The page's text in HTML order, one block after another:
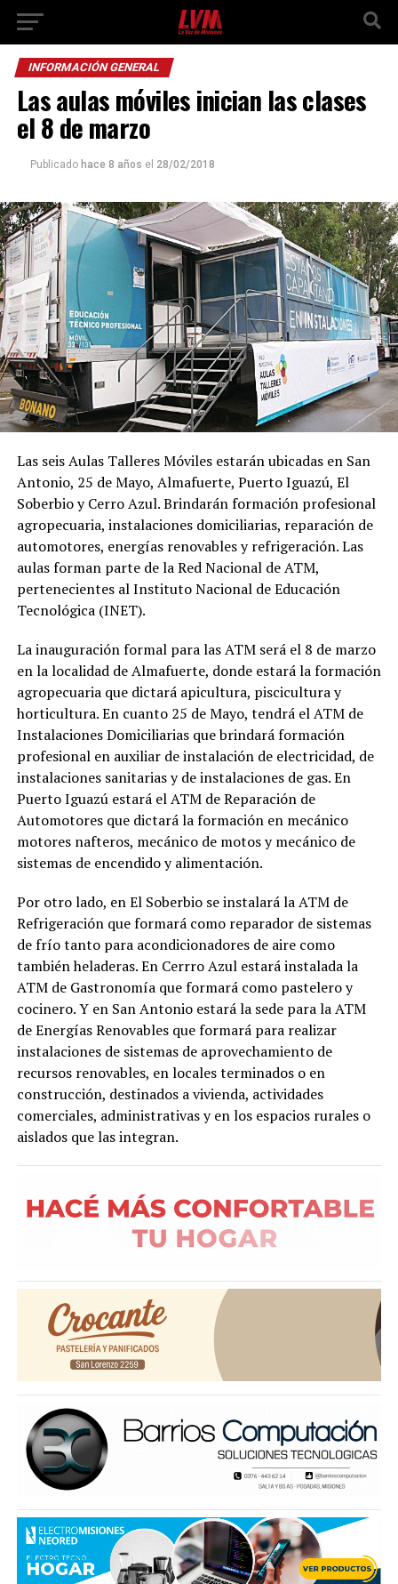
INFORMACIÓN GENERAL
Las aulas móviles inician las clases
el 8 de marzo
Publicado hace 8 años el 28/02/2018
Las seis Aulas Talleres Móviles estarán ubicadas en San
Antonio, 25 de Mayo, Almafuerte, Puerto Iguazú, El
Soberbio y Cerro Azul. Brindarán formación profesional
agropecuaria, instalaciones domiciliarias, reparación de
automotores, energías renovables y refrigeración. Las
aulas forman parte de la Red Nacional de ATM,
pertenecientes al Instituto Nacional de Educación
Tecnológica (INET).
La inauguración formal para las ATM será el 8 de marzo
en la localidad de Almafuerte, donde estará la formación
agropecuaria que dictará apicultura, piscicultura y
horticultura. En cuanto 25 de Mayo, tendrá el ATM de
Instalaciones Domiciliarias que brindará formación
profesional en auxiliar de instalación de electricidad, de
instalaciones sanitarias y de instalaciones de gas. En
Puerto Iguazú estará el ATM de Reparación de
Automotores que dictará la formación en mecánico
motores nafteros, mecánico de motos y mecánico de
sistemas de encendido y alimentación.
Por otro lado, en El Soberbio se instalará la ATM de
Refrigeración que formará como reparador de sistemas
de frío tanto para acondicionadores de aire como
también heladeras. En Cerrro Azul estará instalada la
ATM de Gastronomía que formará como pastelero y
cocinero. Y en San Antonio estará la sede para la ATM
de Energías Renovables que formará para realizar
instalaciones de sistemas de aprovechamiento de
recursos renovables, en locales terminados o en
construcción, destinados a vivienda, actividades
comerciales, administrativas y en los espacios rurales o
aislados que las integran.